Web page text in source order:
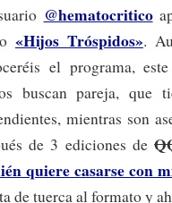
@hematocritico
«Hijos Tróspidos».
el programa,
buscan pareja, que
mientras son
de 3 ediciones de
quiere casarse con
de tuerca al formato y